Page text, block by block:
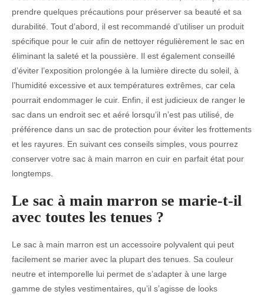
prendre quelques précautions pour préserver sa beauté et sa
durabilité. Tout d’abord, il est recommandé d’utiliser un produit
spécifique pour le cuir afin de nettoyer régulièrement le sac en
éliminant la saleté et la poussière. Il est également conseillé
d’éviter l’exposition prolongée à la lumière directe du soleil, à
l’humidité excessive et aux températures extrêmes, car cela
pourrait endommager le cuir. Enfin, il est judicieux de ranger le
sac dans un endroit sec et aéré lorsqu’il n’est pas utilisé, de
préférence dans un sac de protection pour éviter les frottements
et les rayures. En suivant ces conseils simples, vous pourrez
conserver votre sac à main marron en cuir en parfait état pour
longtemps.
Le sac à main marron se marie-t-il
avec toutes les tenues ?
Le sac à main marron est un accessoire polyvalent qui peut
facilement se marier avec la plupart des tenues. Sa couleur
neutre et intemporelle lui permet de s’adapter à une large
gamme de styles vestimentaires, qu’il s’agisse de looks